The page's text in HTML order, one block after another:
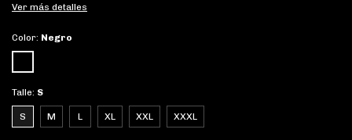
Ver más detalles
Color: Negro
Talle: S
S M L XL XXL XXXL